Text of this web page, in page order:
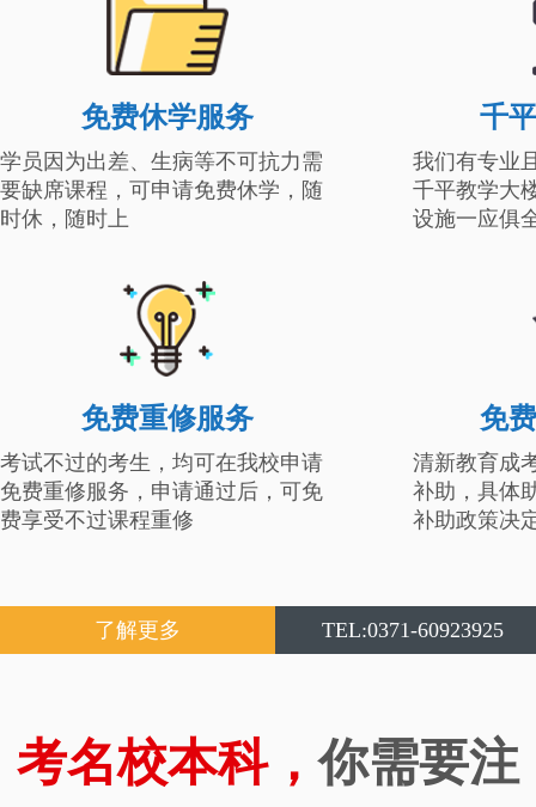
免费休学服务
学员因为出差、生病等不可抗力需
要缺席课程，可申请免费休学，随
时休，随时上
千
我们有专业
千平教学大
设施一应俱
免费重修服务
考试不过的考生，均可在我校申请
免费重修服务，申请通过后，可免
费享受不过课程重修
免
清新教育成
补助，具体
补助政策决
了解更多 TEL:0371-60923925
考名校本科，你需要注